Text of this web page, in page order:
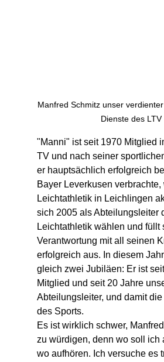
Manfred Schmitz unser
Dienste des LTV
"Manni" ist seit 1970 Mitglied
TV und nach seiner
er hauptsächlich erfolgreich
Bayer Leverkusen
Leichtathletik in Leichlingen
sich 2005 als Abteilungsleiter
Leichtathletik wählen und füllt
Verantwortung mit all seinen
erfolgreich aus. In diesem
gleich zwei Jubiläen: Er ist
Mitglied und seit 20 Jahre
Abteilungsleiter, und damit
des Sports.
Es ist wirklich schwer,
zu würdigen, denn wo soll ich
wo aufhören. Ich versuche es